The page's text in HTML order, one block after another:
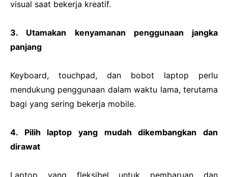
visual saat bekerja kreatif.
3. Utamakan kenyamanan penggunaan jangka
panjang
Keyboard, touchpad, dan bobot laptop perlu
mendukung penggunaan dalam waktu lama, terutama
bagi yang sering bekerja mobile.
4. Pilih laptop yang mudah dikembangkan dan
dirawat
Laptop yang fleksibel untuk pembaruan dan